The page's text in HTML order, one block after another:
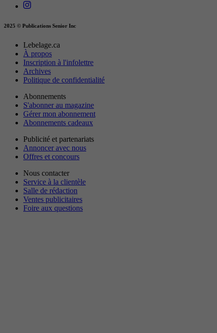
2025 © Publications Senior Inc
Lebelage.ca
À propos
Inscription à l'infolettre
Archives
Politique de confidentialité
Abonnements
S'abonner au magazine
Gérer mon abonnement
Abonnements cadeaux
Publicité et partenariats
Annoncer avec nous
Offres et concours
Nous contacter
Service à la clientèle
Salle de rédaction
Ventes publicitaires
Foire aux questions